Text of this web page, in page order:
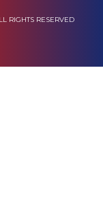
RIGHTS RESERVED